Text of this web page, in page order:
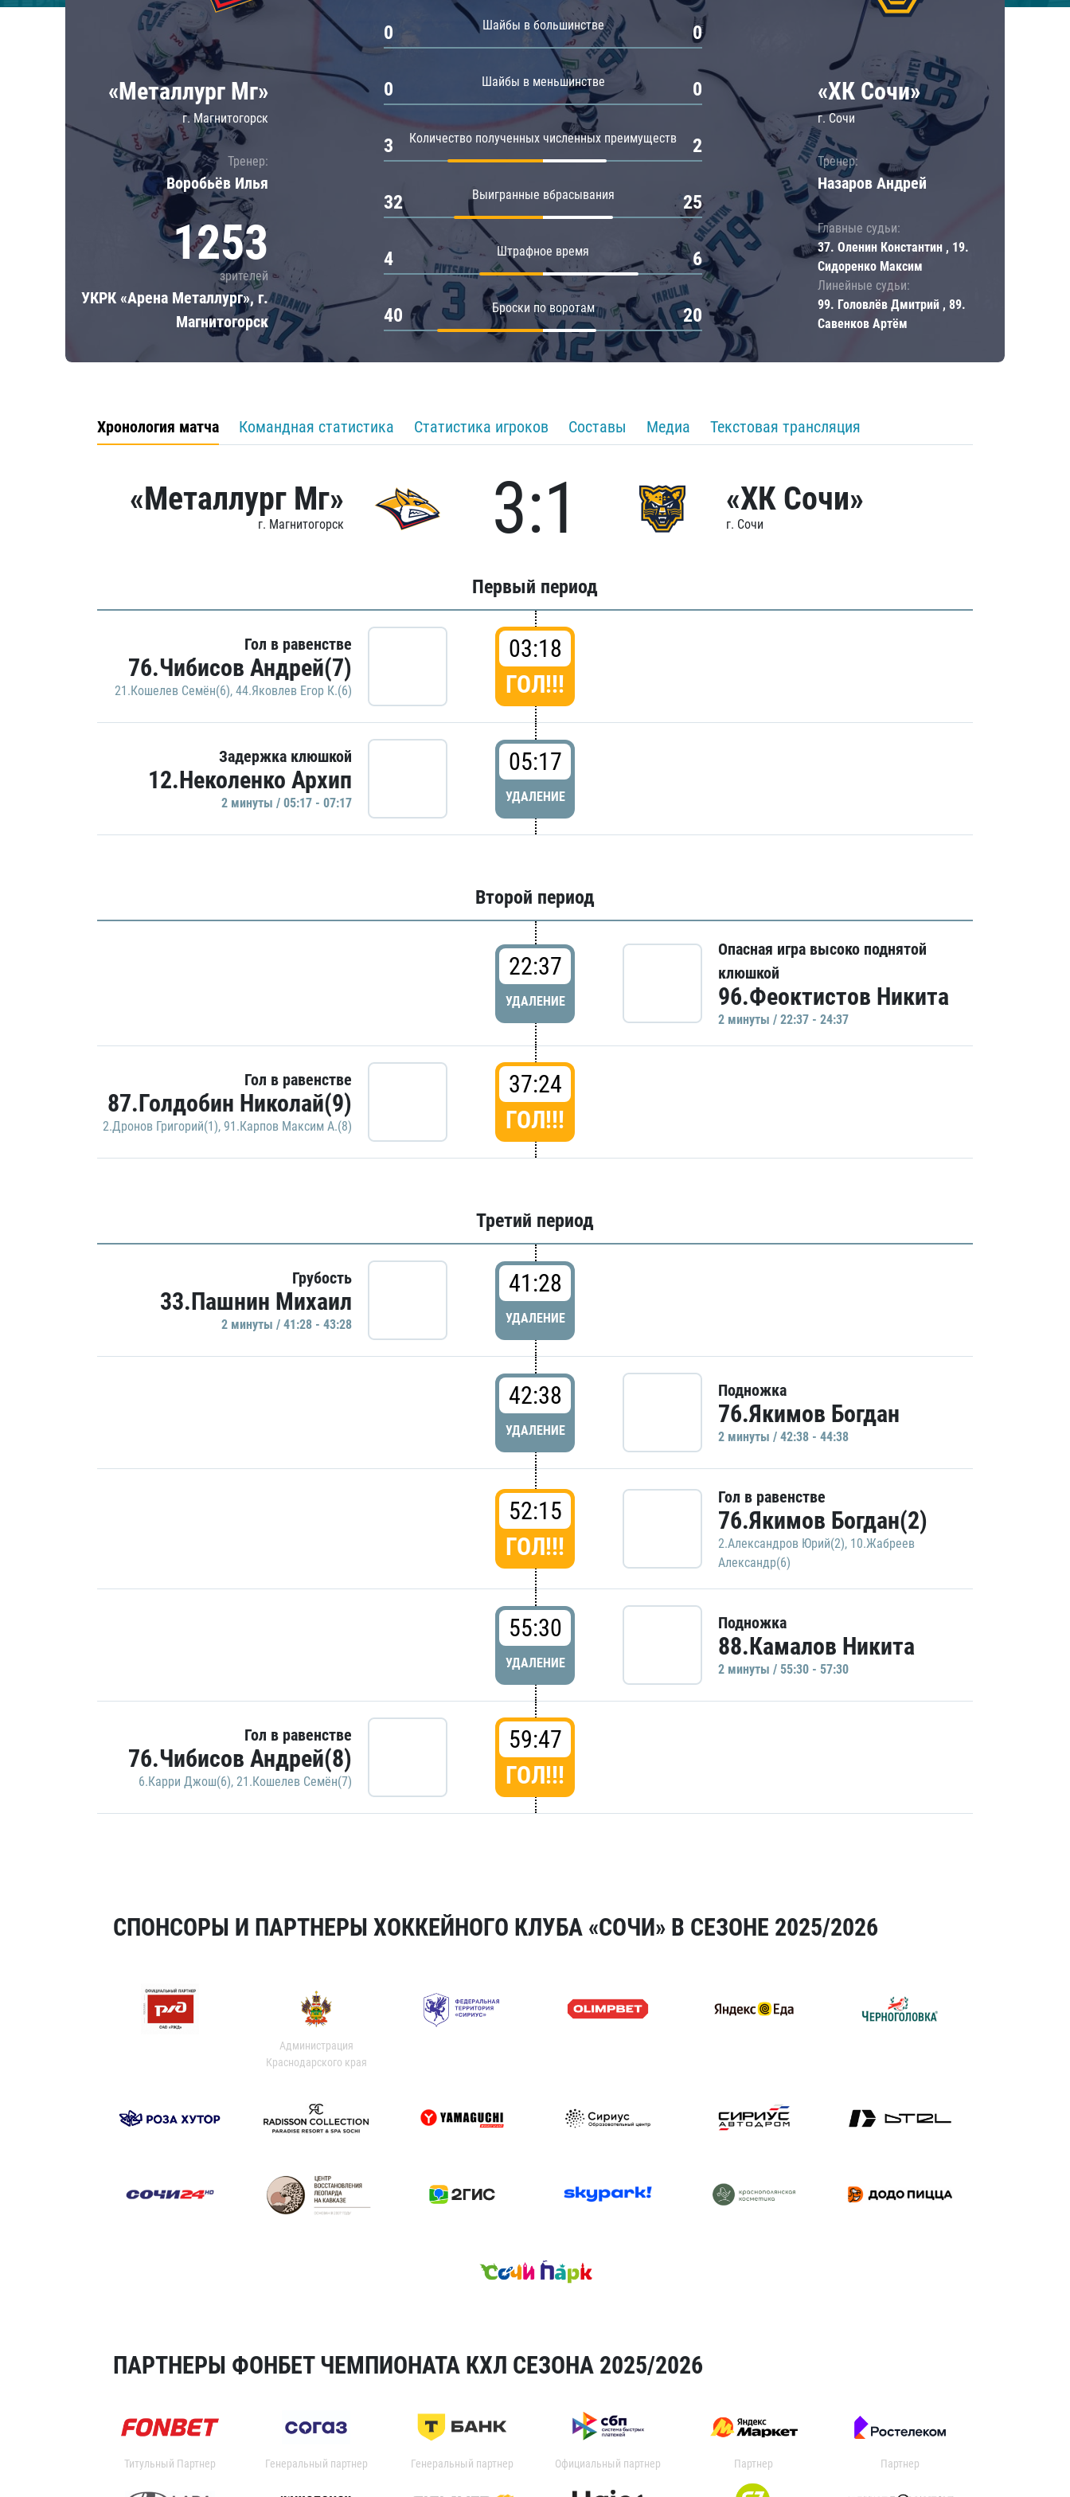
Локомотив
ЦСКА
Шанхайские Драконы
«Металлург Мг»
г. Магнитогорск
Тренер:
Воробьёв Илья
1253
зрителей
УКРК «Арена Металлург», г.
Магнитогорск
Шайбы в большинстве
0 0
Шайбы в меньшинстве
0 0
Количество полученных численных преимуществ
3 2
Выигранные вбрасывания
32 25
Штрафное время
4 6
Броски по воротам
40 20
«ХК Сочи»
г. Сочи
Тренер:
Назаров Андрей
Главные судьи:
37. Оленин Константин , 19.
Сидоренко Максим
Линейные судьи:
99. Головлёв Дмитрий , 89.
Савенков Артём
Хронология матча Командная статистика Статистика игроков Составы Медиа Текстовая трансляция
«Металлург Мг»
г. Магнитогорск 3:1 «ХК Сочи»
г. Сочи
Первый период
Гол в равенстве
76.Чибисов Андрей(7)
21.Кошелев Семён(6), 44.Яковлев Егор К.(6)
03:18
ГОЛ!!!
Задержка клюшкой
12.Неколенко Архип
2 минуты / 05:17 - 07:17
05:17
УДАЛЕНИЕ
Второй период
22:37
УДАЛЕНИЕ
Опасная игра высоко поднятой
клюшкой
96.Феоктистов Никита
2 минуты / 22:37 - 24:37
Гол в равенстве
87.Голдобин Николай(9)
2.Дронов Григорий(1), 91.Карпов Максим А.(8)
37:24
ГОЛ!!!
Третий период
Грубость
33.Пашнин Михаил
2 минуты / 41:28 - 43:28
41:28
УДАЛЕНИЕ
42:38
УДАЛЕНИЕ
Подножка
76.Якимов Богдан
2 минуты / 42:38 - 44:38
52:15
ГОЛ!!!
Гол в равенстве
76.Якимов Богдан(2)
2.Александров Юрий(2), 10.Жабреев
Александр(6)
55:30
УДАЛЕНИЕ
Подножка
88.Камалов Никита
2 минуты / 55:30 - 57:30
Гол в равенстве
76.Чибисов Андрей(8)
6.Карри Джош(6), 21.Кошелев Семён(7)
59:47
ГОЛ!!!
СПОНСОРЫ И ПАРТНЕРЫ ХОККЕЙНОГО КЛУБА «СОЧИ» В СЕЗОНЕ 2025/2026
Администрация
Краснодарского края
ПАРТНЕРЫ ФОНБЕТ ЧЕМПИОНАТА КХЛ СЕЗОНА 2025/2026
Титульный Партнер Генеральный партнер Генеральный партнер Официальный партнер Партнер Партнер